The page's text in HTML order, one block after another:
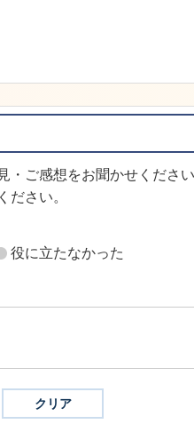
・ご感想をお聞かせくださ
ださい。
役に立たなかった